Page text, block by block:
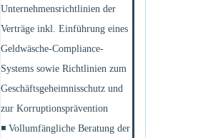
Unternehmensrichtlinien der
Verträge inkl. Einführung eines
Geldwäsche-Compliance-
Systems sowie Richtlinien zum
Geschäftsgeheimnisschutz und
zur Korruptionsprävention
◾ Vollumfängliche Beratung der